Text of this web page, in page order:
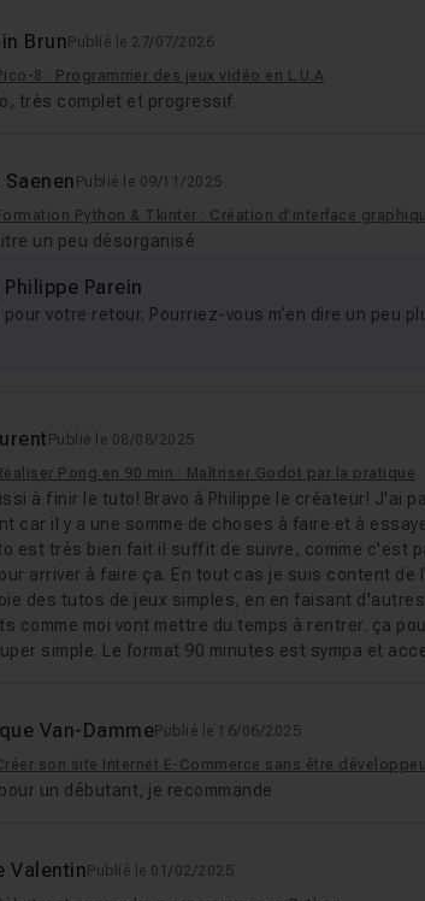
Brun Publié le 27/07/2026
8 : Programmer des jeux vidéo en L.U.A
très complet et progressif
Publié le 09/11/2025
Python & Tkinter : Création d'interface
un peu désorganisé
Philippe Parein
pour votre retour. Pourriez-vous m’en dire un peu
Publié le 08/08/2025
Pong en 90 min : Maîtriser Godot par la pratique
à finir le tuto! Bravo à Philippe le créateur! J'ai
car il y a une somme de choses à faire et à
est très bien fait il suffit de suivre, comme c'est
arriver à faire ça. En tout cas je suis content
des tutos de jeux simples, en en faisant
comme moi vont mettre du temps à rentrer. ça
simple. Le format 90 minutes est sympa et
Van-DammePublié le 16/06/2025
son site Internet E-Commerce sans être
un débutant, je recommande
Valentin Publié le 01/02/2025